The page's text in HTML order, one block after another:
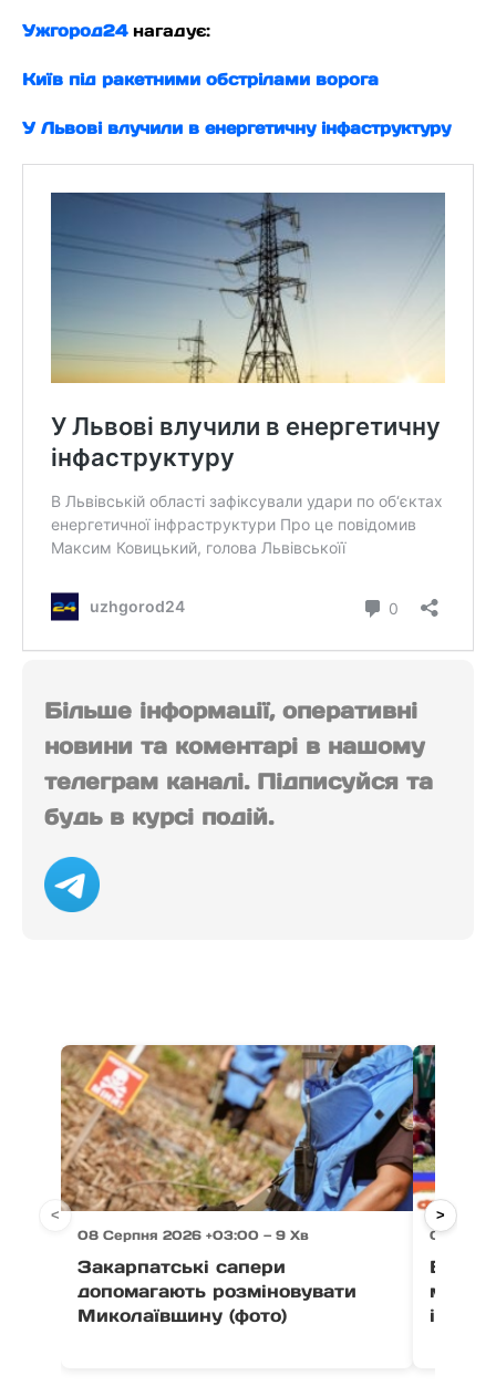
Ужгород24 нагадує:
Київ під ракетними обстрілами ворога
У Львові влучили в енергетичну інфаструктуру
Більше інформації, оперативні
новини та коментарі в нашому
телеграм каналі. Підписуйся та
будь в курсі подій.
08 Серпня 2026 +03:00 — 9 Хв
Закарпатські сапери
допомагають розміновувати
Миколаївщину (фото)
08
В
< >